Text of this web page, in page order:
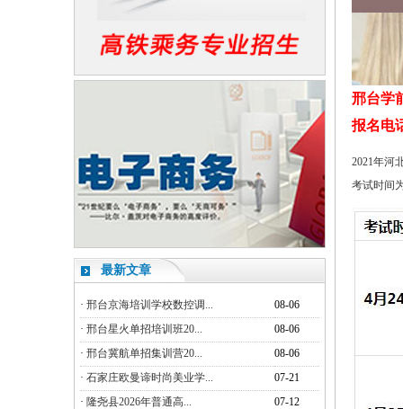
最新文章
· 邢台京海培训学校数控调...
08-06
· 邢台星火单招培训班20...
08-06
· 邢台冀航单招集训营20...
08-06
· 石家庄欧曼谛时尚美业学...
07-21
· 隆尧县2026年普通高...
07-12
邢台学
报名电
2021年河
考试时间